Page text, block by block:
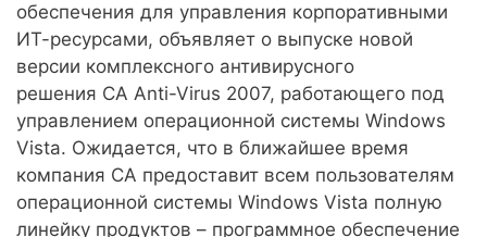
обеспечения для управления корпоративными
ИТ-ресурсами, объявляет о выпуске новой
версии комплексного антивирусного
решения CA Anti-Virus 2007, работающего под
управлением операционной системы Windows
Vista. Ожидается, что в ближайшее время
компания CA предоставит всем пользователям
операционной системы Windows Vista полную
линейку продуктов – программное обеспечение